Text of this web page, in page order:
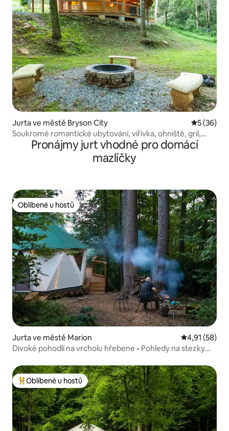
Jurta ve městě Bryson City Průměrné
5 (36)
Soukromé romantické ubytování, vířivka, ohniště, gril,
Smoky Mountains
Pronájmy jurt vhodné pro domácí
mazlíčky
Oblíbené u hostů
Oblíbené u hostů
Jurta ve městě Marion Průměrné
4,91 (58)
Divoké pohodlí na vrcholu hřebene • Pohledy na stezky
Nejlepší v kategorii Oblíbené u hostů
Oblíbené u hostů